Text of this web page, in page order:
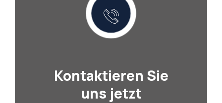
Kontaktieren Sie
uns jetzt